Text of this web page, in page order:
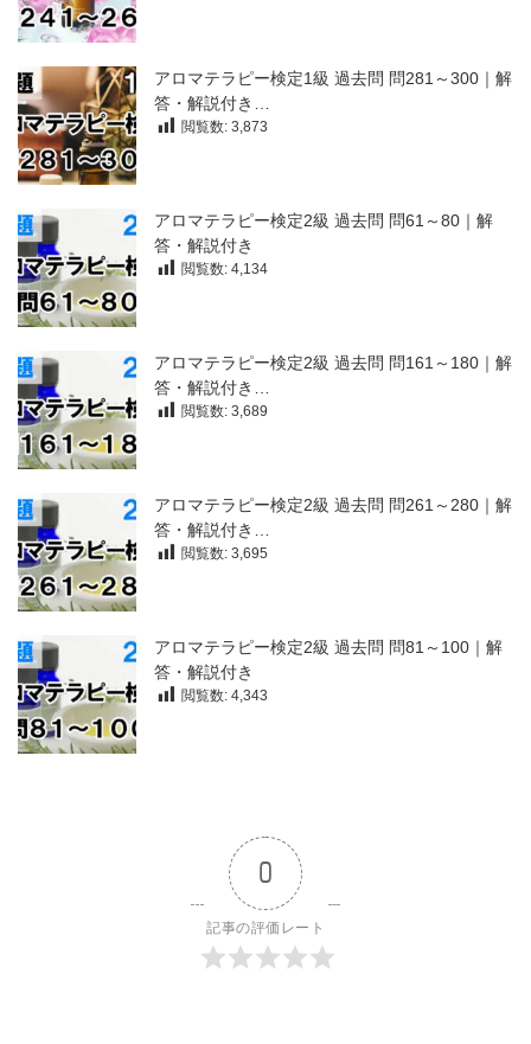
アロマテラピー検定1級 過去問 問281～300｜解
答・解説付き…
閲覧数: 3,873
アロマテラピー検定2級 過去問 問61～80｜解
答・解説付き
閲覧数: 4,134
アロマテラピー検定2級 過去問 問161～180｜解
答・解説付き…
閲覧数: 3,689
アロマテラピー検定2級 過去問 問261～280｜解
答・解説付き…
閲覧数: 3,695
アロマテラピー検定2級 過去問 問81～100｜解
答・解説付き
閲覧数: 4,343
0
記事の評価レート